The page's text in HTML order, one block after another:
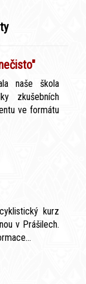
naše škola
zkušebních
ve formátu
kurz
v Prášilech.